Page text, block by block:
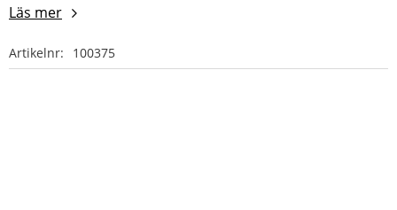
Läs mer
Artikelnr 100375